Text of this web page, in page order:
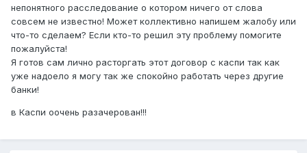
непонятного расследование о котором ничего от слова
совсем не известно! Может коллективно напишем жалобу или
что-то сделаем? Если кто-то решил эту проблему помогите
пожалуйста!
Я готов сам лично расторгать этот договор с каспи так как
уже надоело я могу так же спокойно работать через другие
банки!
в Каспи оочень разачерован!!!